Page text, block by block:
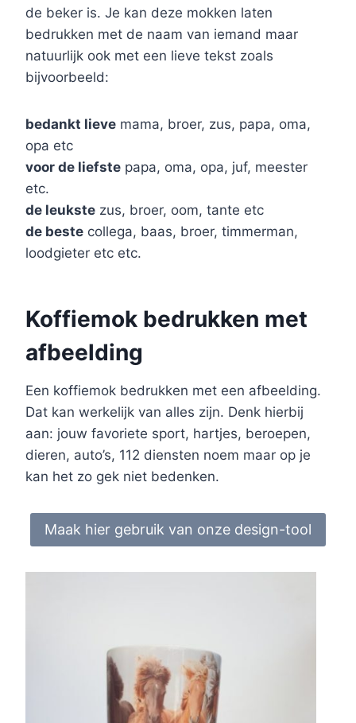
de beker is. Je kan deze mokken laten
bedrukken met de naam van iemand maar
natuurlijk ook met een lieve tekst zoals
bijvoorbeeld:
bedankt lieve mama, broer, zus, papa, oma,
opa etc
voor de liefste papa, oma, opa, juf, meester
etc.
de leukste zus, broer, oom, tante etc
de beste collega, baas, broer, timmerman,
loodgieter etc etc.
Koffiemok bedrukken met
afbeelding
Een koffiemok bedrukken met een afbeelding.
Dat kan werkelijk van alles zijn. Denk hierbij
aan: jouw favoriete sport, hartjes, beroepen,
dieren, auto’s, 112 diensten noem maar op je
kan het zo gek niet bedenken.
Maak hier gebruik van onze design-tool